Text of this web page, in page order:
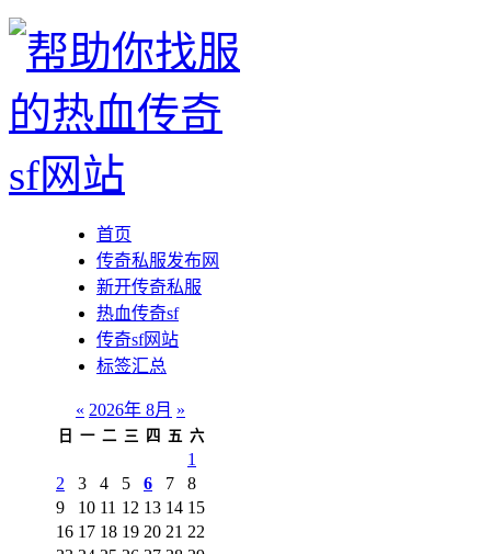
首页
传奇私服发布网
新开传奇私服
热血传奇sf
传奇sf网站
标签汇总
« 2026年 8月 »
日 一 二 三 四 五 六
1
2
3 4 5 6 7
8
9
10 11 12 13 14 15
16 17 18 19 20 21 22